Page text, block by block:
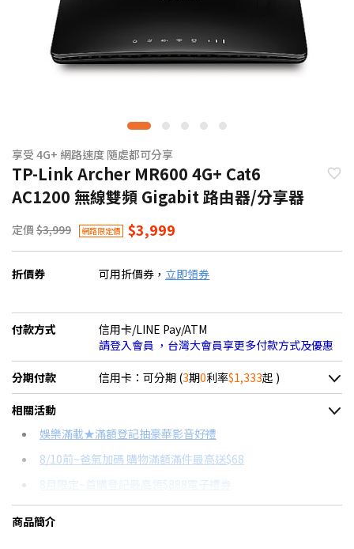
享受 4G+ 網路速度 隨處都可分享
TP-Link Archer MR600 4G+ Cat6
AC1200 無線雙頻 Gigabit 路由器/分享器
定價 $3,999 網路限定價 $3,999
折價券 可用折價券， 立即領券
付款方式
信用卡/LINE Pay/ATM
請登入會員 ，台灣大會員享更多付款方式及優惠
分期付款 信用卡：可分期 (3期0利率$1,333起 )
＊實際可分期數、適用利率，請以購物車顯示為主
信用卡分期
分期數 每期金額 配合銀行/業者
相關活動
娛樂滿載★滿額登記抽豪華影音好禮
8/10前~爸氣加碼 購物滿額滿件最高送$68
8月限定~首購登記最高領$888電子禮券
台灣大哥大Open Possible聯名卡滿額最高回饋25%
商品簡介